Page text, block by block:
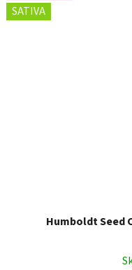
SATIVA
Humboldt Seed